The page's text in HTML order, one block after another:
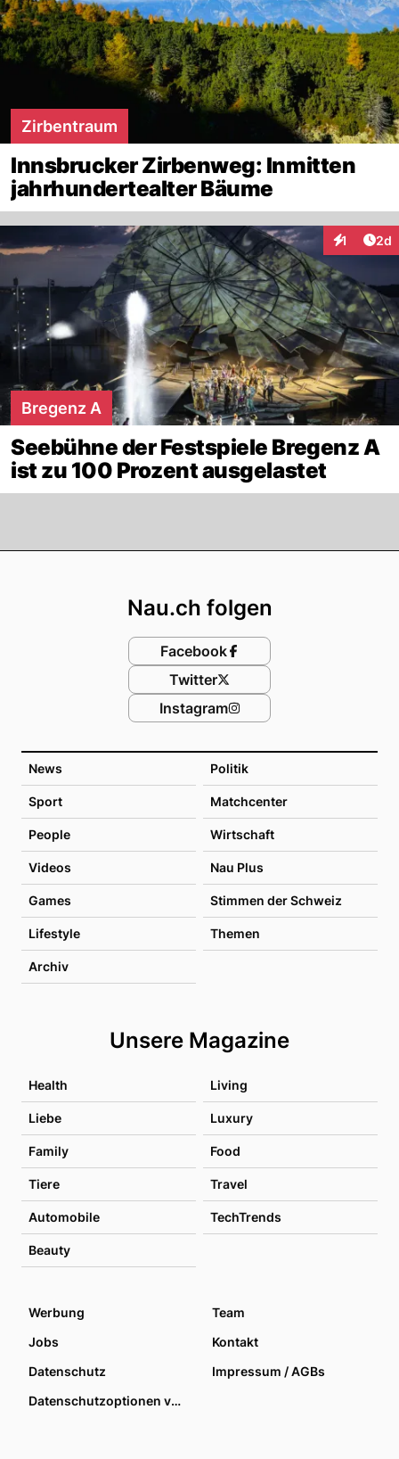
Zirbentraum
Innsbrucker Zirbenweg: Inmitten
jahrhundertealter Bäume
1 2d
Bregenz A
Seebühne der Festspiele Bregenz A
ist zu 100 Prozent ausgelastet
News Politik
Sport Matchcenter
People Wirtschaft
Videos Nau Plus
Games Stimmen der Schweiz
Lifestyle Themen
Archiv
Unsere Magazine
Health Living
Liebe Luxury
Family Food
Tiere Travel
Automobile TechTrends
Beauty
Nau.ch folgen
Facebook
Twitter
Instagram
Werbung
Team
Jobs
Kontakt
Datenschutz
Impressum / AGBs
Datenschutzoptionen verwalten